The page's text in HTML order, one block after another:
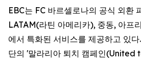
EBC는 FC 바르셀로나의 공식 외환
LATAM(라틴 아메리카), 중동, 아프
에서 특화된 서비스를 제공하고 있
단의 '말라리아 퇴치 캠페인